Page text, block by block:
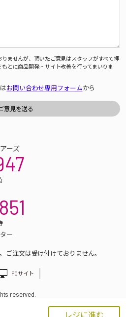
レジに進む
ませんが、頂いたご意見はスタッフがすべて拝
とに商品開発・サイト改善を行ってまいりま
お問い合わせ専用フォームから
ーズ
ー
注文は受け付けておりません。
PCサイト
reserved.